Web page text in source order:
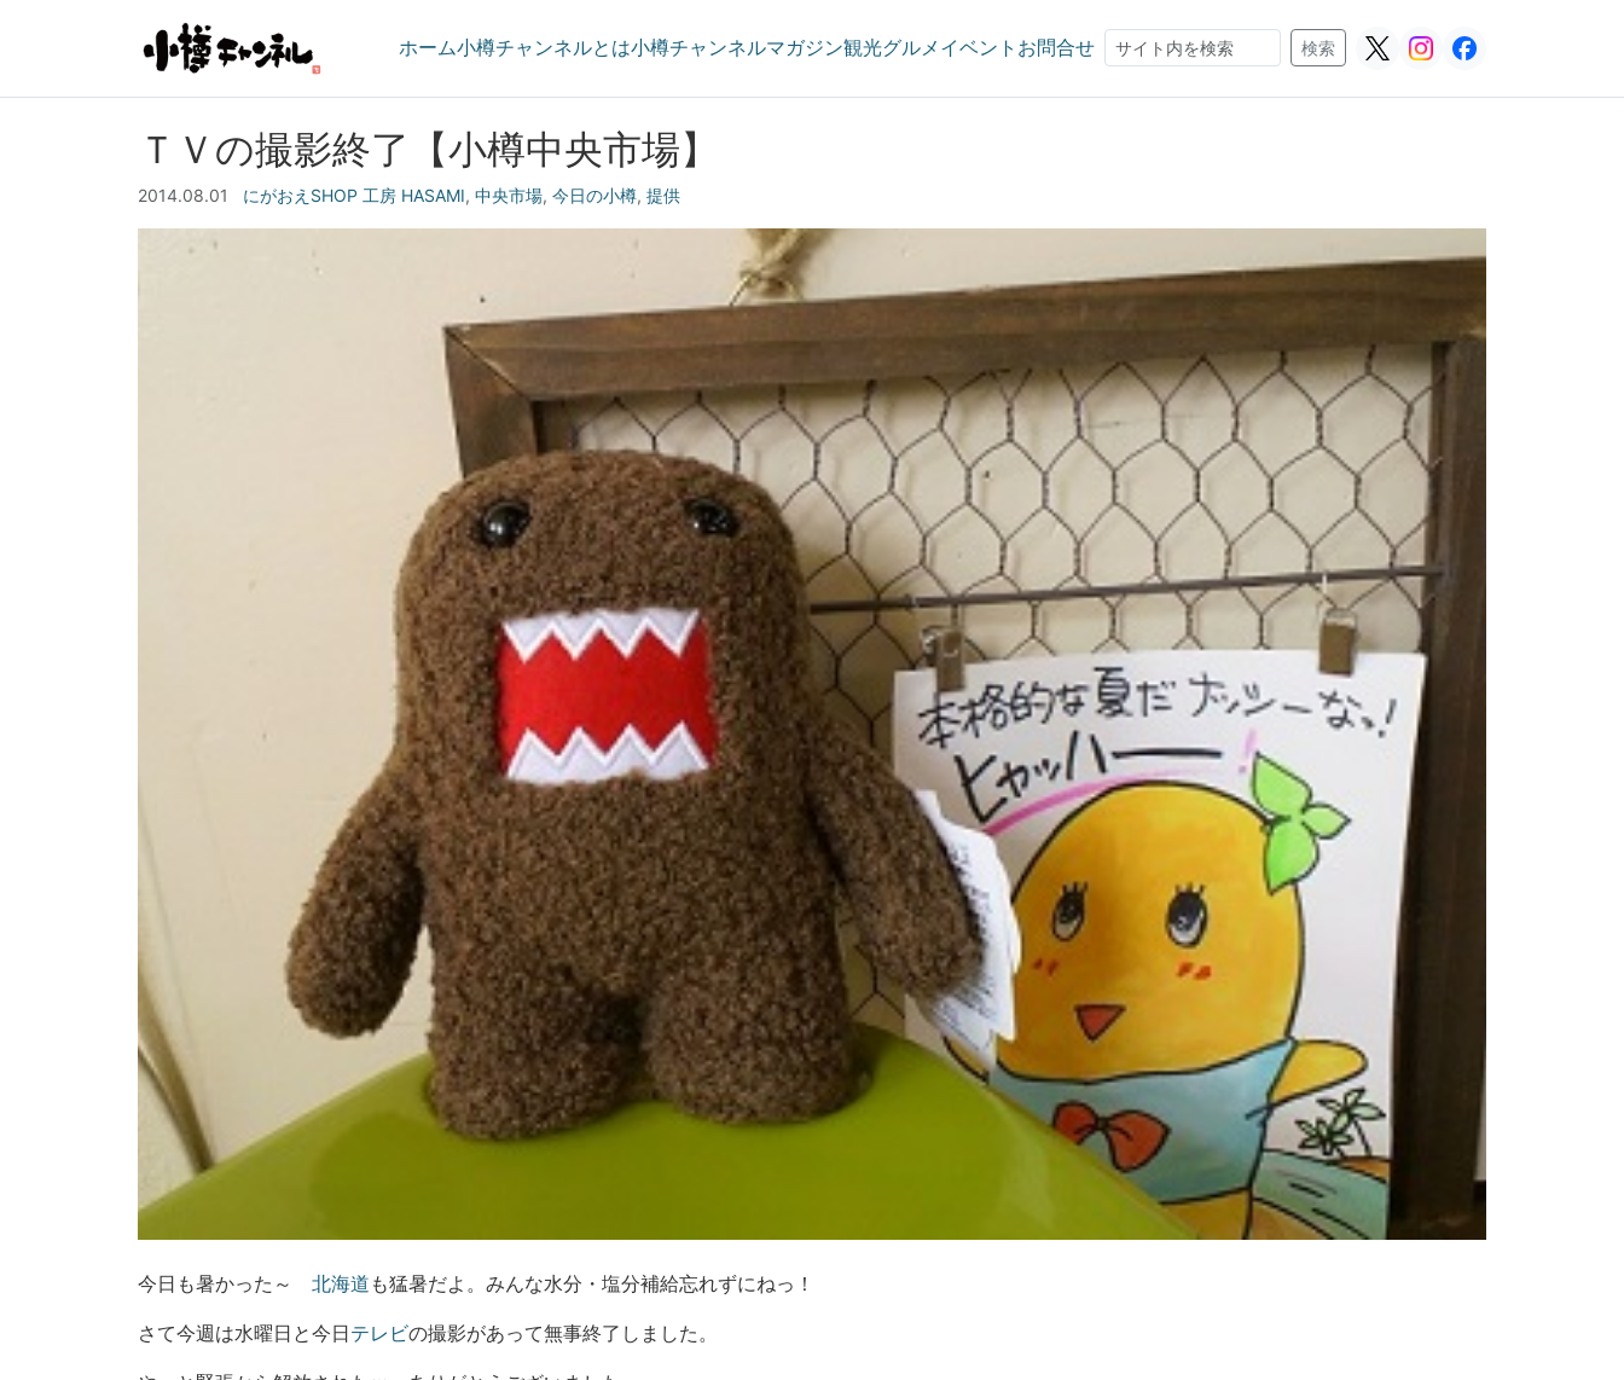
ホーム小樽チャンネルとは小樽チャンネルマガジン観光グルメ イベント お問合せ
検索
検索
ＴＶの撮影終了【小樽中央市場】
2014.08.01 にがおえSHOP 工房 HASAMI, 中央市場, 今日の小樽, 提供
今日も暑かった～ 北海道 も猛暑だよ。みんな水分・塩分補給忘れずにねっ！
さて今週は水曜日と今日テレビの撮影があって無事終了しました。